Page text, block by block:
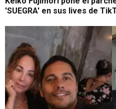
'SUEGRA' en sus lives de